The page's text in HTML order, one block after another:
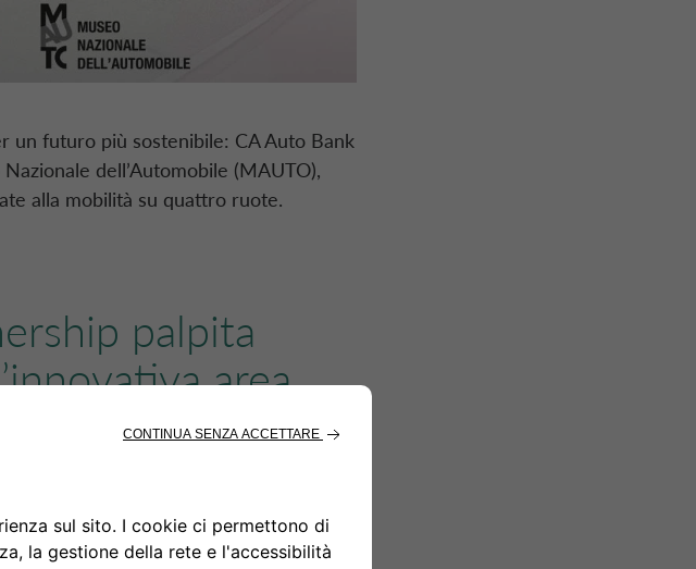
un futuro più sostenibile: CA Auto Bank
dell’Automobile (MAUTO),
alla mobilità su quattro ruote.
palpita
area
sinergia con i
, offriranno ai visitatori installazioni